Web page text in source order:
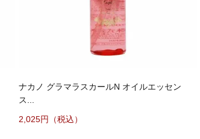
ナカノ グラマラスカールN オイルエッセン
ス...
2,025円（税込）